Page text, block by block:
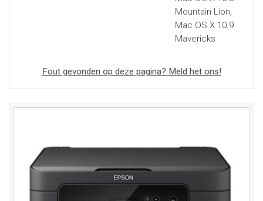
Mountain Lion,
Mac OS X 10.9
Mavericks
Fout gevonden op deze pagina? Meld het ons!